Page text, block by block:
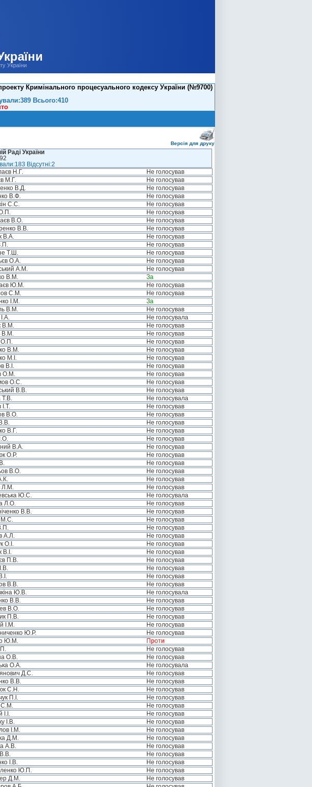
України
Кримінального процесуального кодексу України (№9700)
Всього:410
Версія для друку
Раді України
Відсутні:2
Н.Г.
Не голосував
М.Г.
Не голосував
В.Д.
Не голосував
В.Ф.
Не голосував
С.С.
Не голосував
Не голосував
В.О.
Не голосував
В.В.
Не голосував
В.А.
Не голосував
Не голосував
Т.Ш.
Не голосував
О.А.
Не голосував
А.М.
Не голосував
В.М.
За
Ю.М.
Не голосував
С.М.
Не голосував
І.М.
За
В.М.
Не голосував
Не голосувала
В.М.
Не голосував
В.М.
Не голосував
О.П.
Не голосував
В.М.
Не голосував
М.І.
Не голосував
В.І.
Не голосував
О.М.
Не голосував
О.С.
Не голосував
В.В.
Не голосував
Т.В.
Не голосувала
Не голосував
В.О.
Не голосував
Не голосував
В.Г.
Не голосував
Не голосував
В.А.
Не голосував
О.Р.
Не голосував
Не голосував
В.О.
Не голосував
Не голосував
Л.М.
Не голосував
Ю.С.
Не голосувала
Л.О.
Не голосував
В.В.
Не голосував
М.С.
Не голосував
Не голосував
А.Л.
Не голосував
О.І.
Не голосував
В.І.
Не голосував
П.В.
Не голосував
Не голосував
Не голосував
В.В.
Не голосував
Ю.В.
Не голосувала
В.В.
Не голосував
В.О.
Не голосував
П.В.
Не голосував
І.М.
Не голосував
Ю.Р.
Не голосував
Ю.М.
Проти
Не голосував
О.В.
Не голосував
О.А.
Не голосувала
Д.С.
Не голосував
В.В.
Не голосував
С.Н.
Не голосував
П.І.
Не голосував
С.М.
Не голосував
І.І.
Не голосував
І.В.
Не голосував
І.М.
Не голосував
Д.М.
Не голосував
А.В.
Не голосував
Не голосував
І.В.
Не голосував
Ю.П.
Не голосував
Д.М.
Не голосував